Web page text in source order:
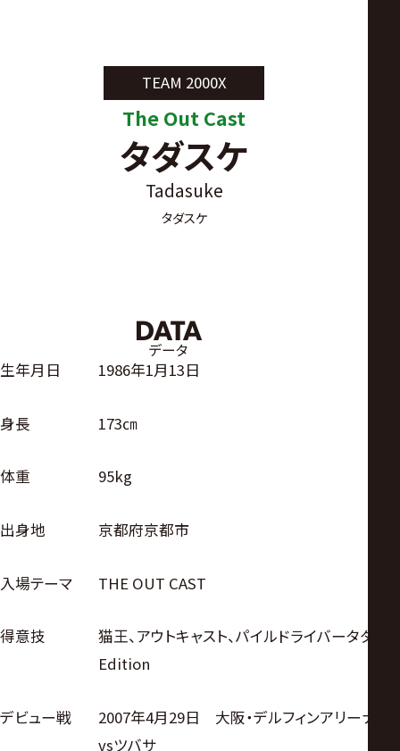
TEAM 2000X
The Out Cast
タダスケ
Tadasuke
タダスケ
DATA
データ
生年月日 1986年1月13日
身長 173㎝
体重 95kg
出身地 京都府京都市
入場テーマ THE OUT CAST
得意技
猫王、アウトキャスト、パイルドライバータダス
Edition
デビュー戦
2007年4月29日 大阪・デルフィンアリーナ
vsツバサ